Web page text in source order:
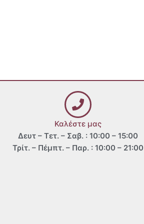
Καλέστε μας
Δευτ – Τετ. – Σαβ. : 10:00 – 15:00
Τρίτ. – Πέμπτ. – Παρ. : 10:00 – 21:00